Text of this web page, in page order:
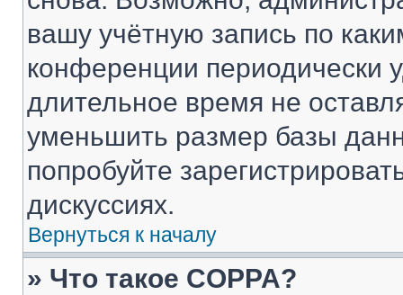
вашу учётную запись по
конференции периодически
длительное время не
уменьшить размер базы
попробуйте
дискуссиях.
Вернуться к началу
» Что такое COPPA?